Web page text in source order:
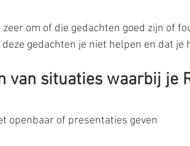
om of die gedachten goed zijn of
gedachten je niet helpen en dat
van situaties waarbij je
openbaar of presentaties geven